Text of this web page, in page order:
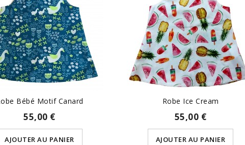
Bébé Motif Canard
55,00 €
AJOUTER AU PANIER
Robe Ice Cream
55,00 €
AJOUTER AU PANIER